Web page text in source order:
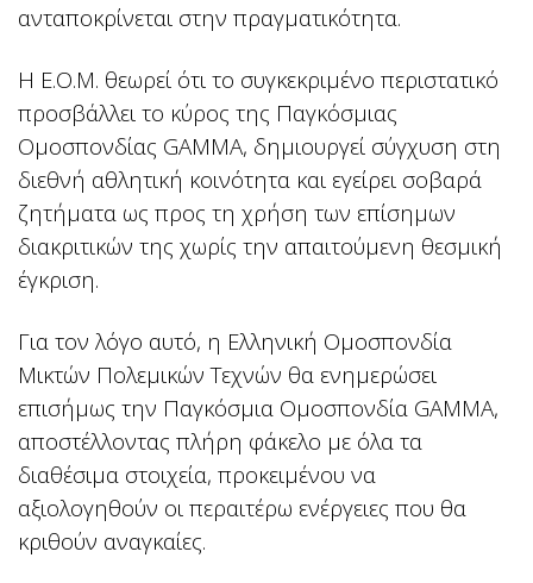
ανταποκρίνεται στην πραγματικότητα.
Η Ε.Ο.Μ. θεωρεί ότι το συγκεκριμένο περιστατικό
προσβάλλει το κύρος της Παγκόσμιας
Ομοσπονδίας GAMMA, δημιουργεί σύγχυση στη
διεθνή αθλητική κοινότητα και εγείρει σοβαρά
ζητήματα ως προς τη χρήση των επίσημων
διακριτικών της χωρίς την απαιτούμενη θεσμική
έγκριση.
Για τον λόγο αυτό, η Ελληνική Ομοσπονδία
Μικτών Πολεμικών Τεχνών θα ενημερώσει
επισήμως την Παγκόσμια Ομοσπονδία GAMMA,
αποστέλλοντας πλήρη φάκελο με όλα τα
διαθέσιμα στοιχεία, προκειμένου να
αξιολογηθούν οι περαιτέρω ενέργειες που θα
κριθούν αναγκαίες.